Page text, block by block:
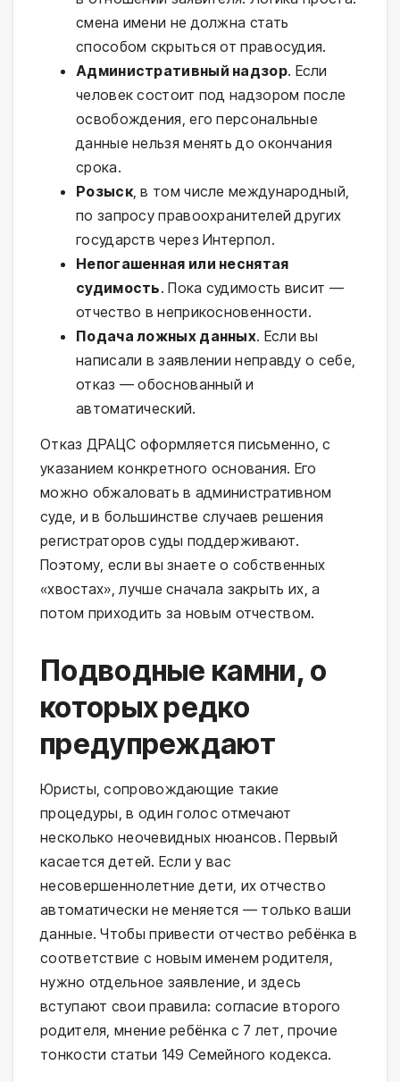
смена имени не должна стать
способом скрыться от правосудия.
Административный надзор. Если
человек состоит под надзором после
освобождения, его персональные
данные нельзя менять до окончания
срока.
Розыск, в том числе международный,
по запросу правоохранителей других
государств через Интерпол.
Непогашенная или неснятая
судимость. Пока судимость висит —
отчество в неприкосновенности.
Подача ложных данных. Если вы
написали в заявлении неправду о себе,
отказ — обоснованный и
автоматический.
Отказ ДРАЦС оформляется письменно, с
указанием конкретного основания. Его
можно обжаловать в административном
суде, и в большинстве случаев решения
регистраторов суды поддерживают.
Поэтому, если вы знаете о собственных
«хвостах», лучше сначала закрыть их, а
потом приходить за новым отчеством.
Подводные камни, о
которых редко
предупреждают
Юристы, сопровождающие такие
процедуры, в один голос отмечают
несколько неочевидных нюансов. Первый
касается детей. Если у вас
несовершеннолетние дети, их отчество
автоматически не меняется — только ваши
данные. Чтобы привести отчество ребёнка в
соответствие с новым именем родителя,
нужно отдельное заявление, и здесь
вступают свои правила: согласие второго
родителя, мнение ребёнка с 7 лет, прочие
тонкости статьи 149 Семейного кодекса.